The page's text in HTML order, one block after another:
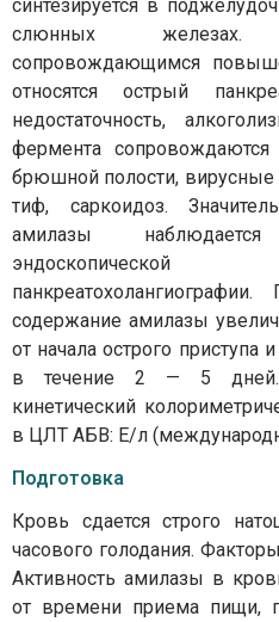
синтезируется в
слюнных
сопровождающимся
относятся острый
недостаточность,
фермента
брюшной полости,
тиф, саркоидоз.
амилазы
содержание амилазы
от начала острого
в течение 2 — 5 дней.
кинетический
в ЦЛТ АБВ: Е/л
Подготовка
Кровь сдается строго
часового голодания.
Активность амилазы в
от времени приема пищи,